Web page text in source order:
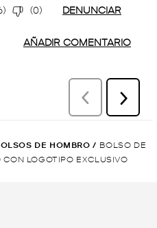
DE HOMBRO / BOLSO DE
LOGOTIPO EXCLUSIVO